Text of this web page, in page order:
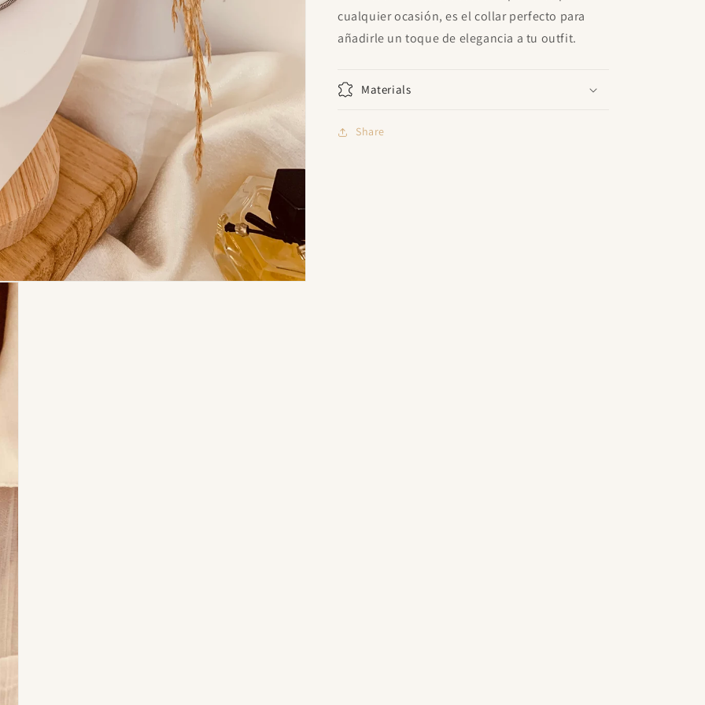
cualquier ocasión, es el collar perfecto para
añadirle un toque de elegancia a tu outfit.
Materials
Share